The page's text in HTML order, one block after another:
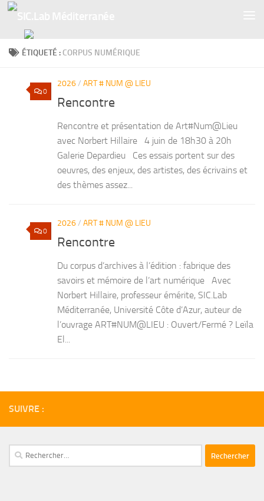
ÉTIQUETÉ : CORPUS NUMÉRIQUE
0
2026/ ART # NUM @ LIEU
Rencontre
Rencontre et présentation de Art#Num@Lieu
avec Norbert Hillaire 4 juin de 18h30 à 20h
Galerie Depardieu Ces essais portent sur des
oeuvres, des enjeux, des artistes, des écrivains et
des thèmes assez...
0
2026/ ART # NUM @ LIEU
Rencontre
Du corpus d’archives à l’édition : fabrique des
savoirs et mémoire de l’art numérique Avec
Norbert Hillaire, professeur émérite, SIC.Lab
Méditerranée, Université Côte d’Azur, auteur de
l’ouvrage ART#NUM@LIEU : Ouvert/Fermé ? Leïla
El...
SUIVRE :
Rechercher :